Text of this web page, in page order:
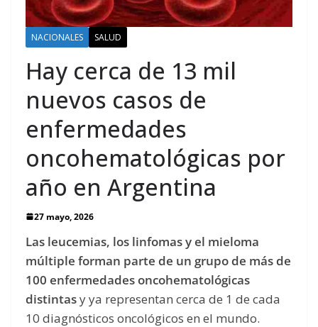
NACIONALES SALUD
Hay cerca de 13 mil
nuevos casos de
enfermedades
oncohematológicas por
año en Argentina
27 mayo, 2026
Las leucemias, los linfomas y el mieloma
múltiple forman parte de un grupo de más de
100 enfermedades oncohematológicas
distintasy ya representan cerca de 1 de cada
10 diagnósticos oncológicos en el mundo.